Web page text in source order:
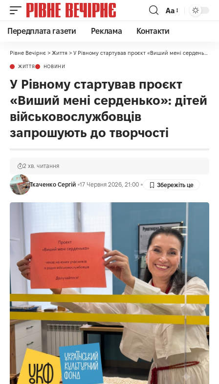
Аа
Передплата газети Реклама Контакти
Рівне Вечірнє > Життя > У Рівному стартував проєкт «Виший мені серденько»: дітей військовослужбовців запрошують до творчості
ЖИТТЯ НОВИНИ
У Рівному стартував проєкт
«Виший мені серденько»: дітей
військовослужбовців
запрошують до творчості
Ткаченко Сергій 17 Червня 2026, 21:00
2 хв. читання